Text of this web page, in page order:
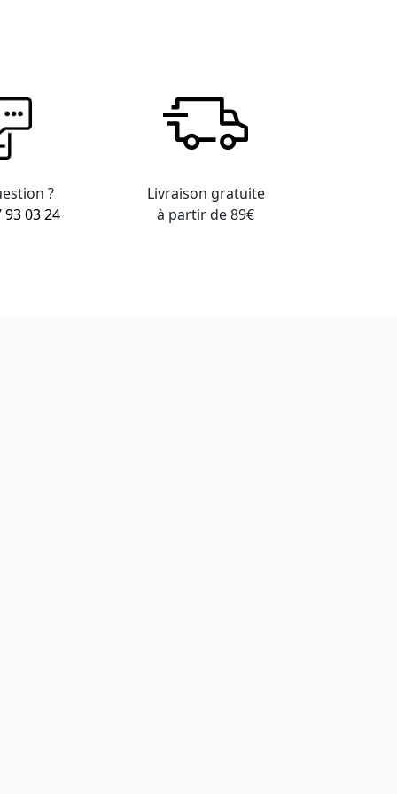
?
93 03 24
Livraison gratuite
à partir de 89€